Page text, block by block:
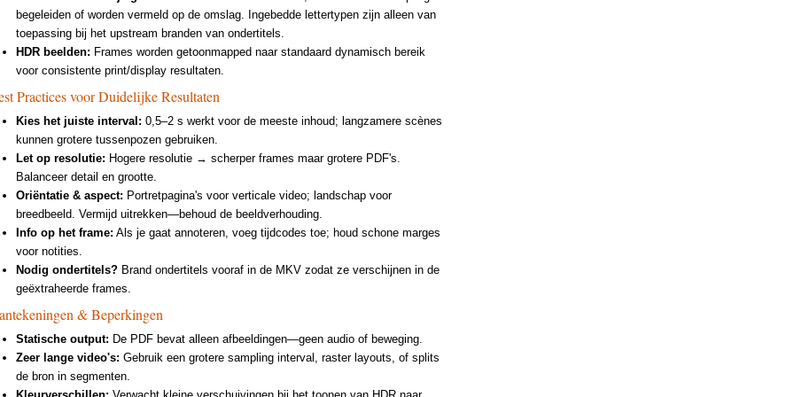
begeleiden of worden vermeld op de omslag. Ingebedde lettertypen zijn alleen van
toepassing bij het upstream branden van ondertitels.
HDR beelden: Frames worden getoonmapped naar standaard dynamisch bereik
voor consistente print/display resultaten.
Practices voor Duidelijke Resultaten
Kies het juiste interval: 0,5–2 s werkt voor de meeste inhoud; langzamere scènes
kunnen grotere tussenpozen gebruiken.
Let op resolutie: Hogere resolutie → scherper frames maar grotere PDF's.
Balanceer detail en grootte.
Oriëntatie & aspect: Portretpagina's voor verticale video; landschap voor
breedbeeld. Vermijd uitrekken—behoud de beeldverhouding.
Info op het frame: Als je gaat annoteren, voeg tijdcodes toe; houd schone marges
voor notities.
Nodig ondertitels?Brand ondertitels vooraf in de MKV zodat ze verschijnen in de
geëxtraheerde frames.
& Beperkingen
Statische output: De PDF bevat alleen afbeeldingen—geen audio of beweging.
Zeer lange video's: Gebruik een grotere sampling interval, raster layouts, of splits
de bron in segmenten.